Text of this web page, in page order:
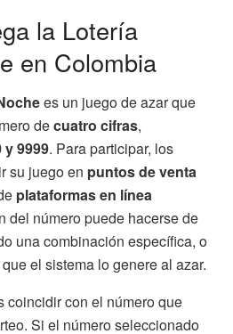
la Lotería
en Colombia
es un juego de azar que
decuatro cifras,
y 9999. Para participar, los
su juego en puntos de venta
plataformas en línea
del número puede hacerse de
una combinación específica, o
el sistema lo genere al azar.
coincidir con el número que
Si el número seleccionado